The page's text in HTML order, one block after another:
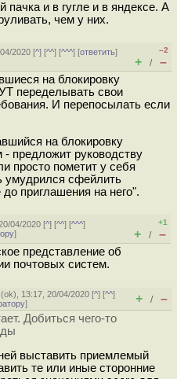
и в гугле и в яндексе. А
чем у них.
2020 [^] [^^] [^^^] [ответить]
–2
+ / –
на блокировку
переделывать свои
И перепосылать если
на блокировку
предложит руководству
просто пометит у себя
умудрился сфейлить
приглашения на него".
04/2020 [^] [^^] [^^^]
]
+1
+ / –
представление об
почтовых систем.
(ok), 13:17, 20/04/2020 [^] [^^]
] + / –
Добиться чего-то
выставить приемлемый
те или иные сторонние